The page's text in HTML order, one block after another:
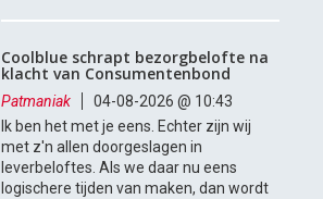
Coolblue schrapt bezorgbelofte na
klacht van Consumentenbond
Patmaniak
04-08-2026 @ 10:43
Ik ben het met je eens. Echter zijn wij
met z'n allen doorgeslagen in
leverbeloftes. Als we daar nu eens
logischere tijden van maken, dan wordt